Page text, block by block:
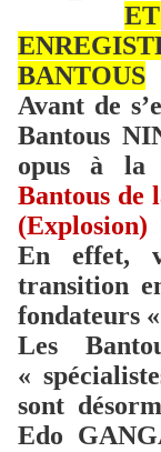
ET
BANTOUS
Avant de
Bantous
opus à la
Bantous de
(Explosion)
En effet,
transition
fondateurs
Les
«
sont
Edo